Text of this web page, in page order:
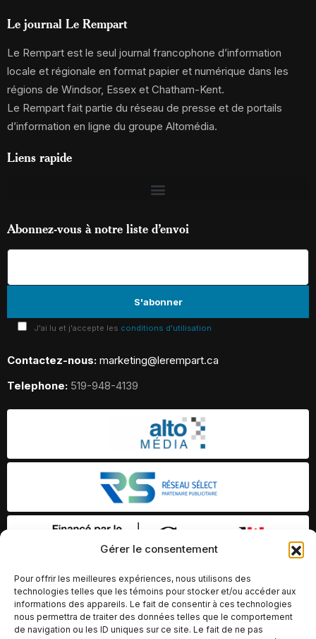
Gérer le consentement
Pour offrir les meilleures expériences, nous utilisons des
technologies telles que les témoins pour stocker et/ou accéder aux
informations des appareils. Le fait de consentir à ces technologies
nous permettra de traiter des données telles que le comportement
de navigation ou les ID uniques sur ce site. Le fait de ne pas
Le journal Le Rempart
Le Rempart est le seul journal francophone d’information
locale et régionale en format papier et numérique dans les
régions de Windsor, Essex et Chatham-Kent.
Le Rempart fait partie du réseau de presse et de portails
d’information en ligne du groupe Altomédia.
Liens rapide
Abonnez-vous à notre liste d’envoi
J'ai lu et j'accepte les conditions d'utilisation
Contactez-nous: marketing@lerempart.ca
Telephone: 519-948-4139